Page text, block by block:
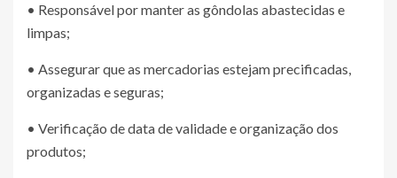
• Responsável por manter as gôndolas abastecidas e
limpas;
• Assegurar que as mercadorias estejam precificadas,
organizadas e seguras;
• Verificação de data de validade e organização dos
produtos;